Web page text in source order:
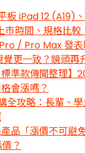
板 iPad 12 (A19)
市時間、規格比較
/ Pro Max 發表
更一致？鏡頭再
標準款傳聞整理】
會漲嗎？
全攻略：長輩、
品「漲價不可避
？